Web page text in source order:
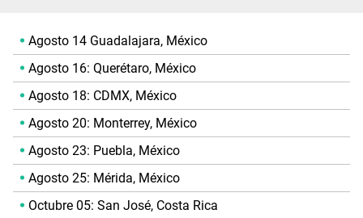
Agosto 14 Guadalajara, México
Agosto 16: Querétaro, México
Agosto 18: CDMX, México
Agosto 20: Monterrey, México
Agosto 23: Puebla, México
Agosto 25: Mérida, México
Octubre 05: San José, Costa Rica